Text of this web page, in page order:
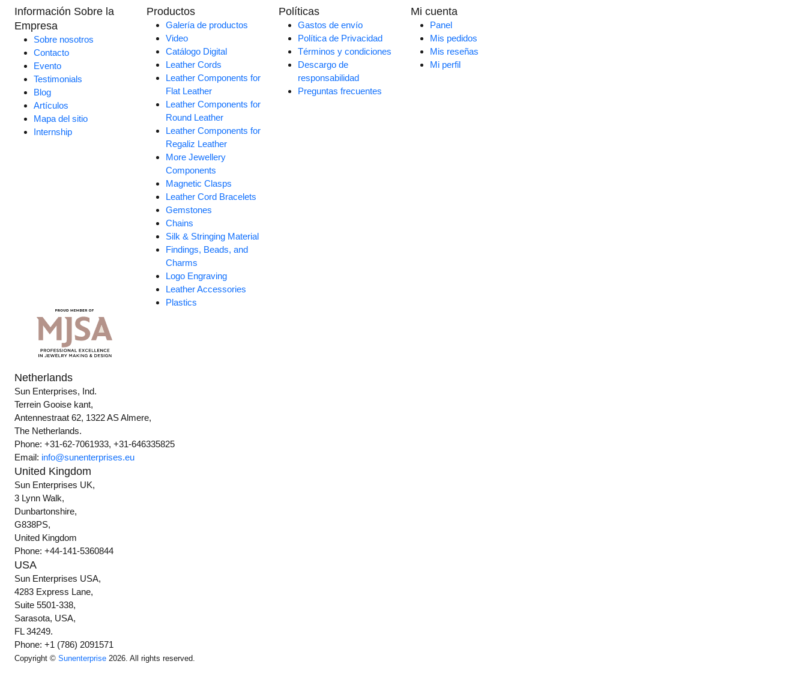
Información Sobre la
Empresa
Sobre nosotros
Contacto
Evento
Testimonials
Blog
Artículos
Mapa del sitio
Internship
Productos
Galería de productos
Video
Catálogo Digital
Leather Cords
Leather Components for
Flat Leather
Leather Components for
Round Leather
Leather Components for
Regaliz Leather
More Jewellery
Components
Magnetic Clasps
Leather Cord Bracelets
Gemstones
Chains
Silk & Stringing Material
Findings, Beads, and
Charms
Logo Engraving
Leather Accessories
Plastics
Políticas
Gastos de envío
Política de Privacidad
Términos y condiciones
Descargo de
responsabilidad
Preguntas frecuentes
Mi cuenta
Panel
Mis pedidos
Mis reseñas
Mi perfil
Netherlands
Sun Enterprises, Ind.
Terrein Gooise kant,
Antennestraat 62, 1322 AS Almere,
The Netherlands.
Phone: +31-62-7061933, +31-646335825
Email: info@sunenterprises.eu
United Kingdom
Sun Enterprises UK,
3 Lynn Walk,
Dunbartonshire,
G838PS,
United Kingdom
Phone: +44-141-5360844
USA
Sun Enterprises USA,
4283 Express Lane,
Suite 5501-338,
Sarasota, USA,
FL 34249.
Phone: +1 (786) 2091571
Copyright ©Sunenterprise 2026. All rights reserved.